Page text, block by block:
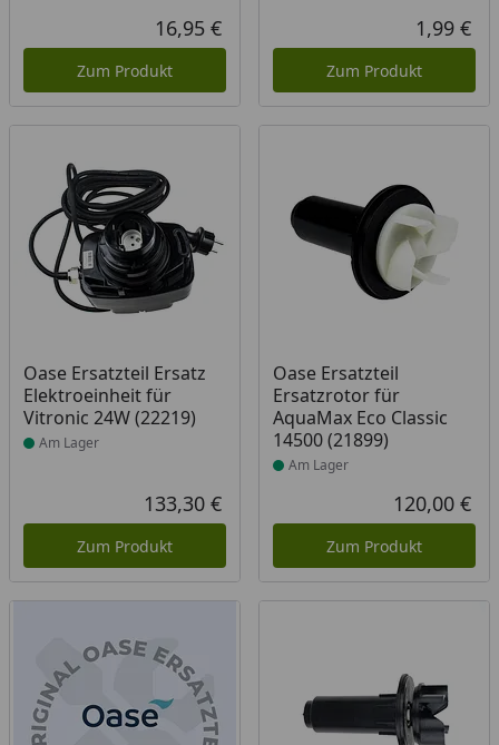
Aktueller Preis
16,95 €
Zum Produkt
1,99 €
Zum Produkt
Oase Ersatzteil Ersatz
Elektroeinheit für
Vitronic 24W (22219)
Produkt am Lager
Am Lager
Aktueller Preis
133,30 €
Zum Produkt
Oase Ersatzteil
Ersatzrotor für
AquaMax Eco Classic
14500 (21899)
Produkt am Lager
Am Lager
120,00 €
Zum Produkt